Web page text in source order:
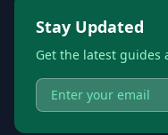
Stay Updated
Get the latest guides